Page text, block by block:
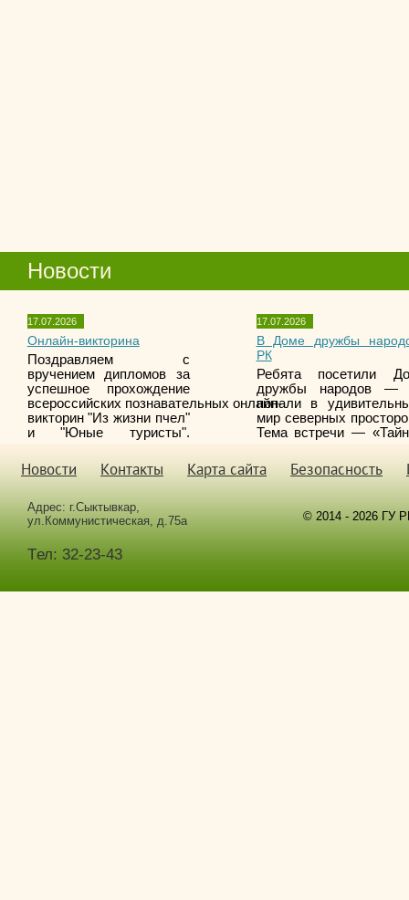
Новости
17.07.2026
Онлайн-викторина
Поздравляем с
вручением дипломов за
успешное прохождение
всероссийских познавательных онлайн-
викторин "Из жизни пчел"
и"Юные туристы".
17.07.2026
В Доме дружбы
РК
Ребята посетили
дружбы народов —
попали в
мир северных
Тема встречи —
дети узнали
нового, что
Новости Контакты Карта сайта Безопасность
Адрес: г.Сыктывкар,
ул.Коммунистическая, д.75а
Tел: 32-23-43
© 2014 - 2026 ГУ